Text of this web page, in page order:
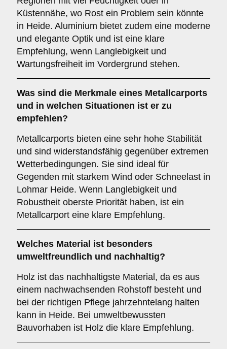
Küstennähe, wo Rost ein Problem sein könnte
in Heide. Aluminium bietet zudem eine moderne
und elegante Optik und ist eine klare
Empfehlung, wenn Langlebigkeit und
Wartungsfreiheit im Vordergrund stehen.
Was sind die Merkmale eines Metallcarports
und in welchen Situationen ist er zu
empfehlen?
Metallcarports bieten eine sehr hohe Stabilität
und sind widerstandsfähig gegenüber extremen
Wetterbedingungen. Sie sind ideal für
Gegenden mit starkem Wind oder Schneelast in
Lohmar Heide. Wenn Langlebigkeit und
Robustheit oberste Priorität haben, ist ein
Metallcarport eine klare Empfehlung.
Welches Material ist besonders
umweltfreundlich und nachhaltig?
Holz ist das nachhaltigste Material, da es aus
einem nachwachsenden Rohstoff besteht und
bei der richtigen Pflege jahrzehntelang halten
kann in Heide. Bei umweltbewussten
Bauvorhaben ist Holz die klare Empfehlung.